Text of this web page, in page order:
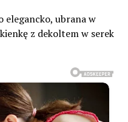
elegancko, ubrana w
z dekoltem w serek